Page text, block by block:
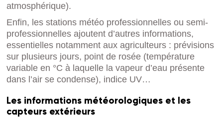
atmosphérique).
Enfin, les stations météo professionnelles ou semi-
professionnelles ajoutent d’autres informations,
essentielles notamment aux agriculteurs : prévisions
sur plusieurs jours, point de rosée (température
variable en °C à laquelle la vapeur d’eau présente
dans l’air se condense), indice UV…
Les informations météorologiques et les
capteurs extérieurs